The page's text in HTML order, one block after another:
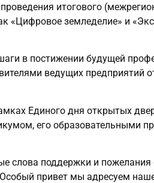
итогового
земледелие» и
в постижении будущей
ведущих предприятий
Единого дня открытых
его образовательными
слова поддержки и
Особый привет мы адресуем